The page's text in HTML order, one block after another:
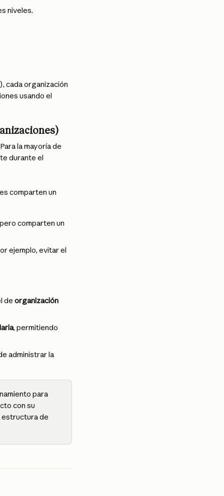
niveles.
cada organización
usando el
la mayoría de
durante el
comparten un
comparten un
ejemplo, evitar el
de organización
, permitiendo
administrar la
para
con su
estructura de